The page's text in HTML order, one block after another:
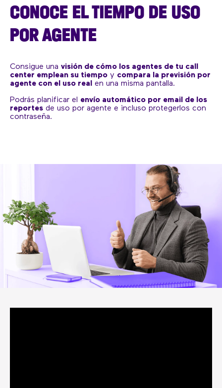
CONOCE EL TIEMPO DE USO
POR AGENTE
Consigue una visión de cómo los agentes de tu call
center emplean su tiempo y compara la previsión por
agente con el uso real
en una misma pantalla.
Podrás planificar el envío automático por email de los
reportes de uso por agente e incluso protegerlos con
contraseña.